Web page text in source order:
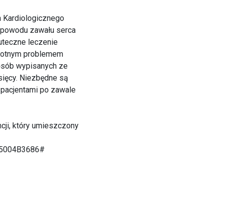
zawału serca
leczenie
problemem
wypisanych ze
Niezbędne są
po zawale
który umieszczony